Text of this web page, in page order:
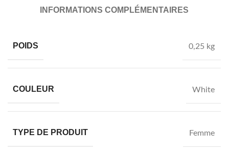
INFORMATIONS COMPLÉMENTAIRES
POIDS 0,25 kg
COULEUR White
TYPE DE PRODUIT Femme